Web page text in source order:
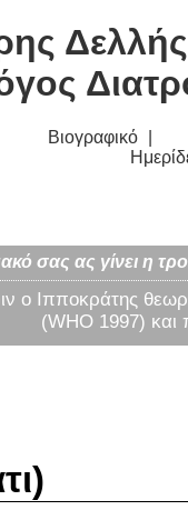
Βιογραφικό
σας ας γίνει η
ο Ιπποκράτης
(WHO 1997) και